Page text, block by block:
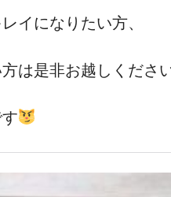
イになりたい方、
は是非お越しくださ